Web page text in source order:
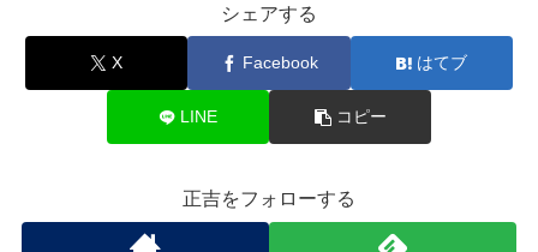
シェアする
X Facebook はてブ
LINE コピー
正吉をフォローする